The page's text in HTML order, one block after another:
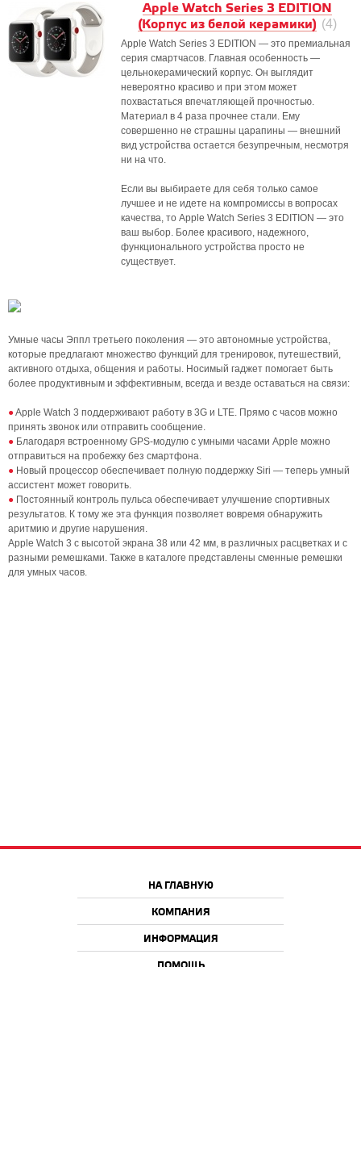
Apple Watch Series 3 EDITION
(Корпус из белой керамики) (4)
Apple Watch Series 3 EDITION — это премиальная
серия смартчасов. Главная особенность —
цельнокерамический корпус. Он выглядит
невероятно красиво и при этом может
похвастаться впечатляющей прочностью.
Материал в 4 раза прочнее стали. Ему
совершенно не страшны царапины — внешний
вид устройства остается безупречным, несмотря
ни на что.
Если вы выбираете для себя только самое
лучшее и не идете на компромиссы в вопросах
качества, то Apple Watch Series 3 EDITION — это
ваш выбор. Более красивого, надежного,
функционального устройства просто не
существует.
Умные часы Эппл третьего поколения — это автономные устройства,
которые предлагают множество функций для тренировок, путешествий,
активного отдыха, общения и работы. Носимый гаджет помогает быть
более продуктивным и эффективным, всегда и везде оставаться на связи:
Apple Watch 3 поддерживают работу в 3G и LTE. Прямо с часов можно
принять звонок или отправить сообщение.
Благодаря встроенному GPS-модулю с умными часами Apple можно
отправиться на пробежку без смартфона.
Новый процессор обеспечивает полную поддержку Siri — теперь умный
ассистент может говорить.
Постоянный контроль пульса обеспечивает улучшение спортивных
результатов. К тому же эта функция позволяет вовремя обнаружить
аритмию и другие нарушения.
Apple Watch 3 с высотой экрана 38 или 42 мм, в различных расцветках и с
разными ремешками. Также в каталоге представлены сменные ремешки
для умных часов.
НА ГЛАВНУЮ
КОМПАНИЯ
ИНФОРМАЦИЯ
ПОМОЩЬ